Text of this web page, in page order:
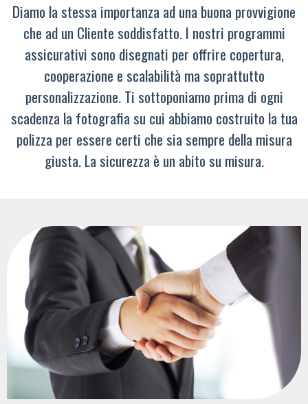
Diamo la stessa importanza ad una buona provvigione
che ad un Cliente soddisfatto. I nostri programmi
assicurativi sono disegnati per offrire copertura,
cooperazione e scalabilità ma soprattutto
personalizzazione. Ti sottoponiamo prima di ogni
scadenza la fotografia su cui abbiamo costruito la tua
polizza per essere certi che sia sempre della misura
giusta. La sicurezza è un abito su misura.